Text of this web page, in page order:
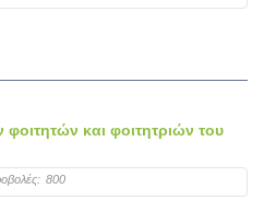
και φοιτητριών του
800